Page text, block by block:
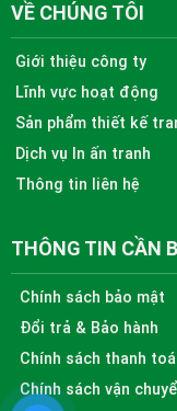
VỀ CHÚNG TÔI
Giới thiệu công ty
Lĩnh vực hoạt động
Sản phẩm thiết kế
Dịch vụ In ấn tranh
Thông tin liên hệ
THÔNG TIN CẦN
Chính sách bảo mật
Đổi trả & Bảo hành
Chính sách thanh
Chính sách vận